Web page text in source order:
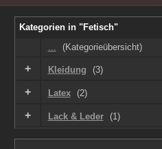
Kategorien in "Fetisch"
...
(Kategorieübersicht)
+ Kleidung (3)
+ Latex (2)
+ Lack & Leder (1)